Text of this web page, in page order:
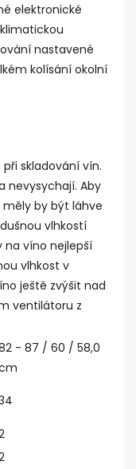
elektronické
nastavené
kolísání okolní
skladování vín.
nevysychají. Aby
měly by být láhve
vlhkostí
na víno nejlepší
vlhkost v
ještě zvýšit nad
ventilátoru z
- 87 / 60 / 58,0